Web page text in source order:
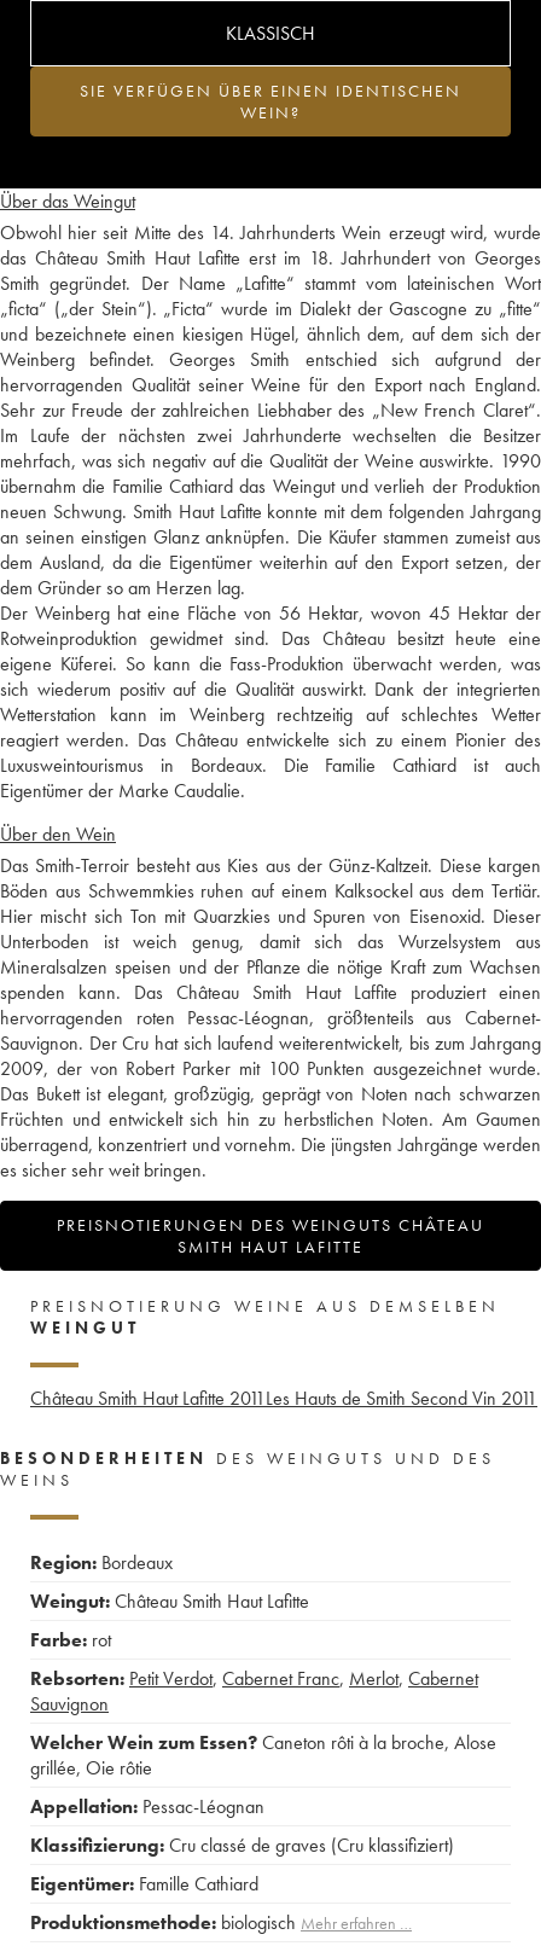
Über das Weingut
Obwohl hier seit Mitte des 14. Jahrhunderts Wein erzeugt wird, wurde
das Château Smith Haut Lafitte erst im 18. Jahrhundert von Georges
Smith gegründet. Der Name „Lafitte“ stammt vom lateinischen Wort
„ficta“ („der Stein“). „Ficta“ wurde im Dialekt der Gascogne zu „fitte“
und bezeichnete einen kiesigen Hügel, ähnlich dem, auf dem sich der
Weinberg befindet. Georges Smith entschied sich aufgrund der
hervorragenden Qualität seiner Weine für den Export nach England.
Sehr zur Freude der zahlreichen Liebhaber des „New French Claret“.
Im Laufe der nächsten zwei Jahrhunderte wechselten die Besitzer
mehrfach, was sich negativ auf die Qualität der Weine auswirkte. 1990
übernahm die Familie Cathiard das Weingut und verlieh der Produktion
neuen Schwung. Smith Haut Lafitte konnte mit dem folgenden Jahrgang
an seinen einstigen Glanz anknüpfen. Die Käufer stammen zumeist aus
dem Ausland, da die Eigentümer weiterhin auf den Export setzen, der
dem Gründer so am Herzen lag.
Der Weinberg hat eine Fläche von 56 Hektar, wovon 45 Hektar der
Rotweinproduktion gewidmet sind. Das Château besitzt heute eine
eigene Küferei. So kann die Fass-Produktion überwacht werden, was
sich wiederum positiv auf die Qualität auswirkt. Dank der integrierten
Wetterstation kann im Weinberg rechtzeitig auf schlechtes Wetter
reagiert werden. Das Château entwickelte sich zu einem Pionier des
Luxusweintourismus in Bordeaux. Die Familie Cathiard ist auch
Eigentümer der Marke Caudalie.
Über den Wein
Das Smith-Terroir besteht aus Kies aus der Günz-Kaltzeit. Diese kargen
Böden aus Schwemmkies ruhen auf einem Kalksockel aus dem Tertiär.
Hier mischt sich Ton mit Quarzkies und Spuren von Eisenoxid. Dieser
Unterboden ist weich genug, damit sich das Wurzelsystem aus
Mineralsalzen speisen und der Pflanze die nötige Kraft zum Wachsen
spenden kann. Das Château Smith Haut Laffite produziert einen
hervorragenden roten Pessac-Léognan, größtenteils aus Cabernet-
Sauvignon. Der Cru hat sich laufend weiterentwickelt, bis zum Jahrgang
2009, der von Robert Parker mit 100 Punkten ausgezeichnet wurde.
Das Bukett ist elegant, großzügig, geprägt von Noten nach schwarzen
Früchten und entwickelt sich hin zu herbstlichen Noten. Am Gaumen
überragend, konzentriert und vornehm. Die jüngsten Jahrgänge werden
es sicher sehr weit bringen.
PREISNOTIERUNGEN DES WEINGUTS CHÂTEAU
SMITH HAUT LAFITTE
KLASSISCH
SIE VERFÜGEN ÜBER EINEN IDENTISCHEN
WEIN?
PREISNOTIERUNG WEINE AUS DEMSELBEN
WEINGUT
Château Smith Haut Lafitte 2011Les Hauts de Smith Second Vin 2011
BESONDERHEITEN
DES WEINGUTS UND DES
WEINS
Region: Bordeaux
Weingut:Château Smith Haut Lafitte
Farbe: rot
Rebsorten: Petit Verdot, Cabernet Franc, Merlot, Cabernet
Sauvignon
Welcher Wein zum Essen?Caneton rôti à la broche, Alose
grillée, Oie rôtie
Appellation: Pessac-Léognan
Klassifizierung:Cru classé de graves (Cru klassifiziert)
Eigentümer: Famille Cathiard
Produktionsmethode: biologisch Mehr erfahren …